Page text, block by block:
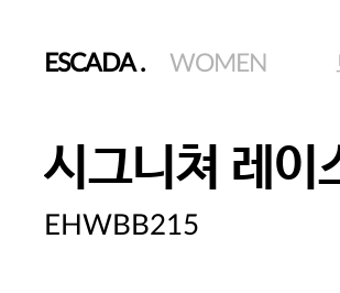
ESCADA. WOMEN
시그니쳐 레이
EHWBB215